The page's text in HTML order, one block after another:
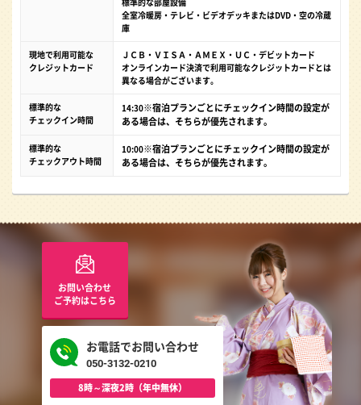
全室冷暖房・テレビ・ビデオデッキまたはDVD・空の冷蔵
庫
現地で利用可能な
クレジットカード
ＪＣＢ・ＶＩＳＡ・ＡＭＥＸ・ＵＣ・デビットカード
オンラインカード決済で利用可能なクレジットカードとは
異なる場合がございます。
標準的な
チェックイン時間
14:30※宿泊プランごとにチェックイン時間の設定が
ある場合は、そちらが優先されます。
標準的な
チェックアウト時間
10:00※宿泊プランごとにチェックイン時間の設定が
ある場合は、そちらが優先されます。
お問い合わせ
ご予約はこちら
お電話でお問い合わせ
050-3132-0210
8時～深夜2時（年中無休）